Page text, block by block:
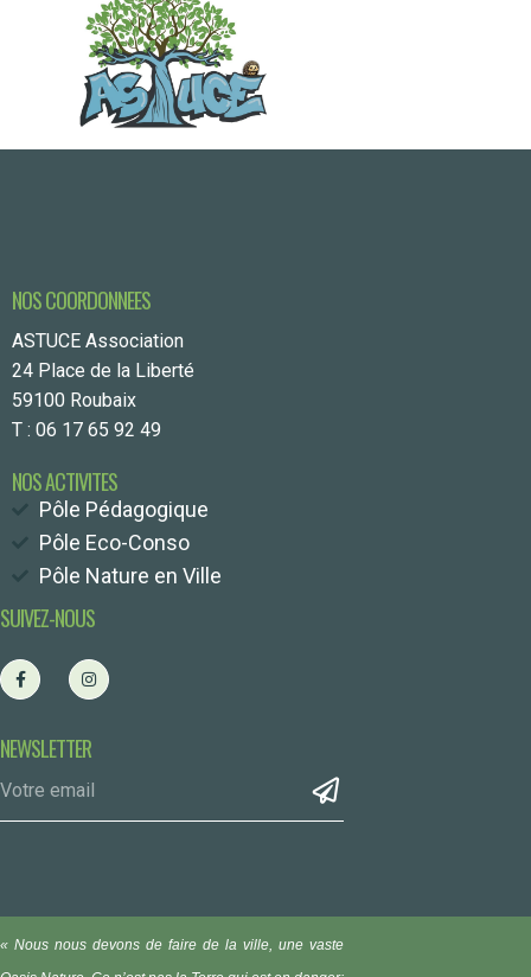
NOS COORDONNEES
ASTUCE Association
24 Place de la Liberté
59100 Roubaix
T : 06 17 65 92 49
NOS ACTIVITES
Pôle Pédagogique
Pôle Eco-Conso
Pôle Nature en Ville
SUIVEZ-NOUS
NEWSLETTER
« Nous nous devons de faire de la ville, une vaste